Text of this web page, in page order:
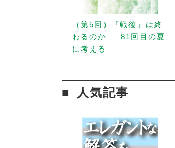
（第5回）「戦後」は終
わるのか — 81回目の夏
に考える
人気記事